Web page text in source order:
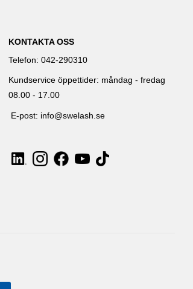
KONTAKTA OSS
Telefon: 042-290310
Kundservice öppettider: måndag - fredag
08.00 - 17.00
E-post: info@swelash.se